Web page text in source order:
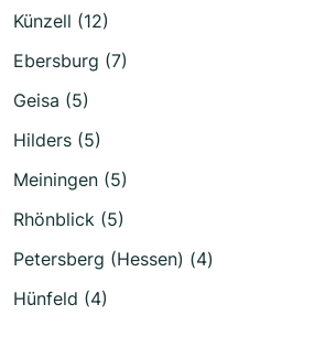
Künzell (12)
Ebersburg (7)
Geisa (5)
Hilders (5)
Meiningen (5)
Rhönblick (5)
Petersberg (Hessen) (4)
Hünfeld (4)